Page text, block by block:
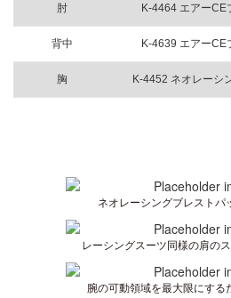
肘 K-4464 エアーCE
背中 K-4639 エアーCE
胸 K-4452 ネオレーシ
ネオレーシングブレストパ
レーシングスーツ同様の肩の
腕の可動領域を最大限にする